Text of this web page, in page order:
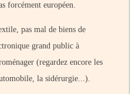
forcément européen.
pas mal de biens de
grand public à
(regardez encore les
la sidérurgie...).